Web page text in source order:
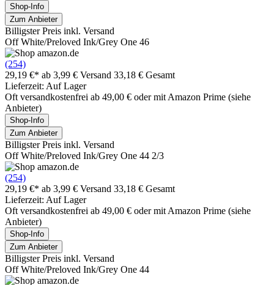
Shop-Info
Zum Anbieter
Billigster Preis inkl. Versand
Off White/Preloved Ink/Grey One 46
(254)
29,19 €* ab 3,99 € Versand 33,18 € Gesamt
Lieferzeit: Auf Lager
Oft versandkostenfrei ab 49,00 € oder mit Amazon Prime (siehe
Anbieter)
Shop-Info
Zum Anbieter
Billigster Preis inkl. Versand
Off White/Preloved Ink/Grey One 44 2/3
(254)
29,19 €* ab 3,99 € Versand 33,18 € Gesamt
Lieferzeit: Auf Lager
Oft versandkostenfrei ab 49,00 € oder mit Amazon Prime (siehe
Anbieter)
Shop-Info
Zum Anbieter
Billigster Preis inkl. Versand
Off White/Preloved Ink/Grey One 44